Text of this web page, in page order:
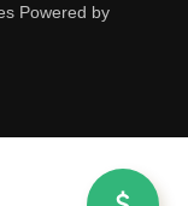
Powered by